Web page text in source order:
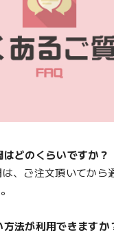
どのくらいですか？
、 ご注文頂いてから
。
法が利用できますか